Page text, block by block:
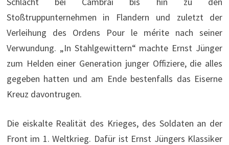
Stoßtruppunternehmen in Flandern und zuletzt der
Verleihung des Ordens Pour le mérite nach seiner
Verwundung. „In Stahlgewittern“ machte Ernst Jünger
zum Helden einer Generation junger Offiziere, die alles
gegeben hatten und am Ende bestenfalls das Eiserne
Kreuz davontrugen.
Die eiskalte Realität des Krieges, des Soldaten an der
Front im 1. Weltkrieg. Dafür ist Ernst Jüngers Klassiker